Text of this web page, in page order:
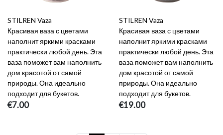
STILREN Vaza
Красивая ваза с цветами
наполнит яркими красками
практически любой день. Эта
ваза поможет вам наполнить
дом красотой от самой
природы. Она идеально
подходит для букетов.
€7.00
STILREN Vaza
Красивая ваза с цветами
наполнит яркими красками
практически любой день. Эта
ваза поможет вам наполнить
дом красотой от самой
природы. Она идеально
подходит для букетов.
€19.00